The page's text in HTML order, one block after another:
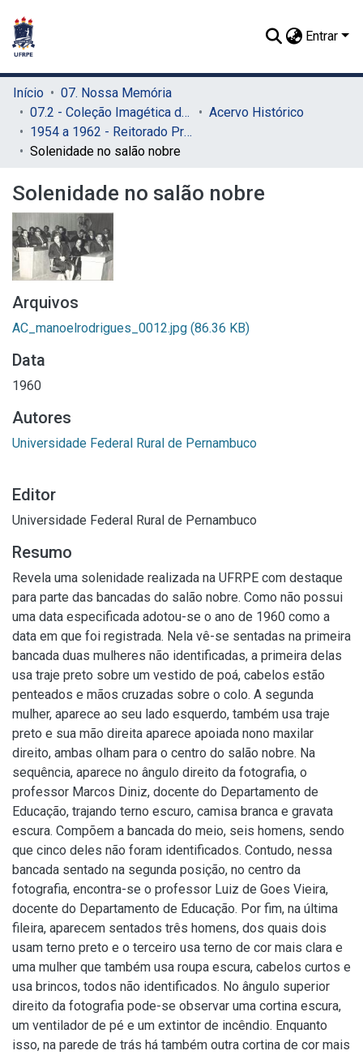
Entrar
Início
07. Nossa Memória
07.2 - Coleção Imagética do SIB
Acervo Histórico
1954 a 1962 - Reitorado Prof. Manuel Rodrigues Filho
Solenidade no salão nobre
Solenidade no salão nobre
Arquivos
AC_manoelrodrigues_0012.jpg (86.36 KB)
Data
1960
Autores
Universidade Federal Rural de Pernambuco
Editor
Universidade Federal Rural de Pernambuco
Resumo
Revela uma solenidade realizada na UFRPE com destaque
para parte das bancadas do salão nobre. Como não possui
uma data especificada adotou-se o ano de 1960 como a
data em que foi registrada. Nela vê-se sentadas na primeira
bancada duas mulheres não identificadas, a primeira delas
usa traje preto sobre um vestido de poá, cabelos estão
penteados e mãos cruzadas sobre o colo. A segunda
mulher, aparece ao seu lado esquerdo, também usa traje
preto e sua mão direita aparece apoiada nono maxilar
direito, ambas olham para o centro do salão nobre. Na
sequência, aparece no ângulo direito da fotografia, o
professor Marcos Diniz, docente do Departamento de
Educação, trajando terno escuro, camisa branca e gravata
escura. Compõem a bancada do meio, seis homens, sendo
que cinco deles não foram identificados. Contudo, nessa
bancada sentado na segunda posição, no centro da
fotografia, encontra-se o professor Luiz de Goes Vieira,
docente do Departamento de Educação. Por fim, na última
fileira, aparecem sentados três homens, dos quais dois
usam terno preto e o terceiro usa terno de cor mais clara e
uma mulher que também usa roupa escura, cabelos curtos e
usa brincos, todos não identificados. No ângulo superior
direito da fotografia pode-se observar uma cortina escura,
um ventilador de pé e um extintor de incêndio. Enquanto
isso, na parede de trás há também outra cortina de cor mais